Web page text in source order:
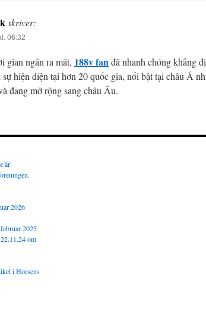
skriver:
06:32
gian ngắn ra mắt, 188v fanđã nhanh chóng khẳng
sự hiện diện tại hơn 20 quốc gia, nổi bật tại châu Á
đang mở rộng sang châu Âu.
år
2026
2025
om
i Horsens